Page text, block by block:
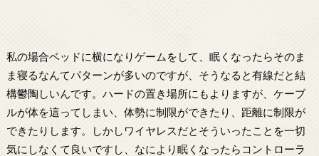
私の場合ベッドに横になりゲームをして、眠くなったらそのま
ま寝るなんてパターンが多いのですが、そうなると有線だと結
構鬱陶しいんです。ハードの置き場所にもよりますが、ケーブ
ルが体を這ってしまい、体勢に制限ができたり、距離に制限が
できたりします。しかしワイヤレスだとそういったことを一切
気にしなくて良いですし、なにより眠くなったらコントローラ